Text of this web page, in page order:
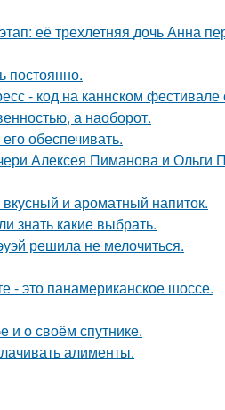
её трехлетняя дочь Анна
постоянно.
- код на каннском
а наоборот.
обеспечивать.
Алексея Пиманова и Ольги
и ароматный напиток.
знать какие выбрать.
решила не мелочиться.
- это панамериканское шоссе.
и о своём спутнике.
алименты.